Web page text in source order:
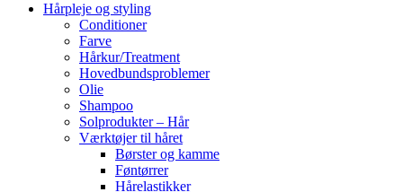
Hårpleje og styling
Conditioner
Farve
Hårkur/Treatment
Hovedbundsproblemer
Olie
Shampoo
Solprodukter – Hår
Værktøjer til håret
Børster og kamme
Føntørrer
Hårelastikker